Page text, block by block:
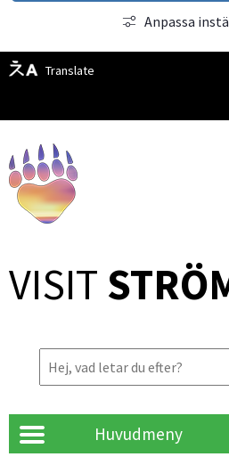
Anpassa
Translate
VISIT
Huvudmeny